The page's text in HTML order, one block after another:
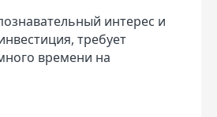
интерес и
требует
времени на